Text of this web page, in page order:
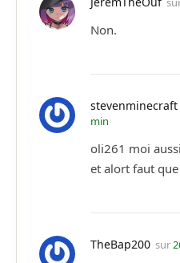
Non.
stevenminecraft
min
oli261 moi
et alort faut
TheBap200 sur